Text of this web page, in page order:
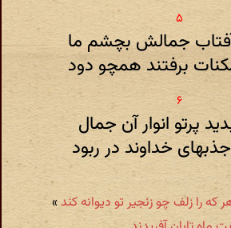
جمالش بچشم ما
برفتند همچو دود
پرتو انوار آن جمال
خداوند در ربود
»